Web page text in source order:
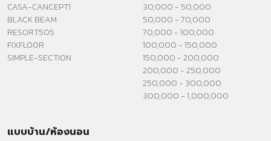
CASA-CANCEPT1
BLACK BEAM
RESORT505
FIXFLOOR
SIMPLE-SECTION
30,000 - 50,000
50,000 - 70,000
70,000 - 100,000
100,000 - 150,000
150,000 - 200,000
200,000 - 250,000
250,000 - 300,000
300,000 - 1,000,000
แบบบ้าน/ห้องนอน